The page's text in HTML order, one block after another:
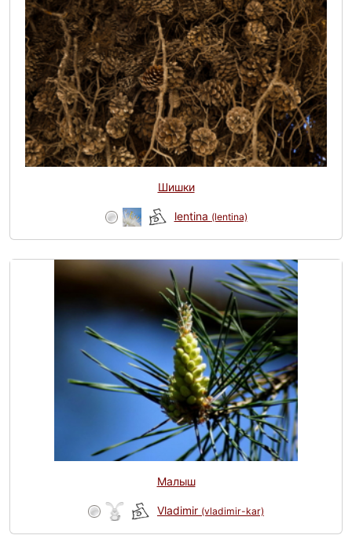
Шишки
lentina (lentina)
Малыш
Vladimir (vladimir-kar)